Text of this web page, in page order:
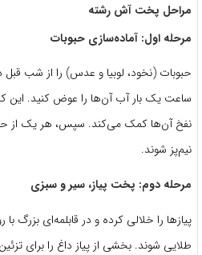
مراحل پخت آش رشته
مرحله اول: آماده‌سازی حبوبات
حبوبات (نخود، لوبیا و عدس) را از شب
ساعت یک بار آب آن‌ها را عوض کنید. این
نفخ آن‌ها کمک می‌کند. سپس، هر یک از
نیم‌پز شوند.
مرحله دوم: پخت پیاز، سیر و سبزی
پیازها را خلالی کرده و در قابلمه‌ای بزرگ
طلایی شوند. بخشی از پیاز داغ را برای